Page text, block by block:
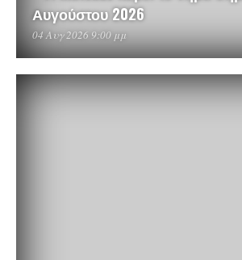
Αυγούστου 2026
04 Αυγ 2026 9:00 μμ